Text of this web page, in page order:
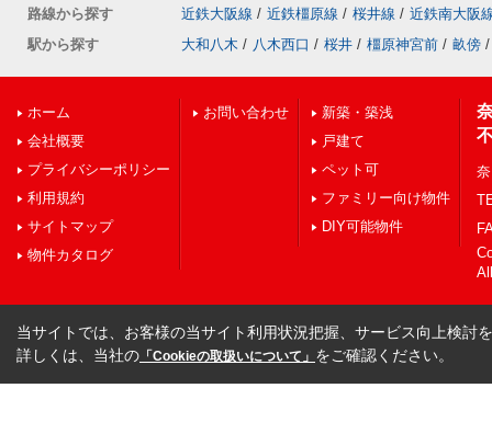
路線から探す
近鉄大阪線 / 近鉄橿原線 / 桜井線 / 近鉄南大阪
駅から探す
大和八木 / 八木西口 / 桜井 / 橿原神宮前 / 畝傍 /
ホーム
会社概要
プライバシーポリシー
利用規約
サイトマップ
物件カタログ
お問い合わせ
新築・築浅
戸建て
ペット可
ファミリー向け物件
DIY可能物件
当サイトでは、お客様の当サイト利用状況把握、サービス向上検討
詳しくは、当社の 「Cookieの取扱いについて」 をご確認ください。